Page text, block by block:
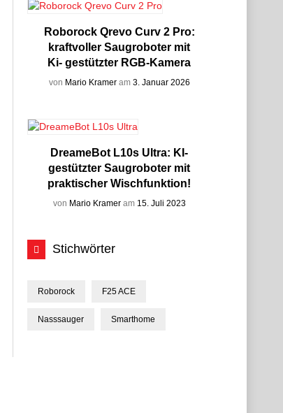
Roborock Qrevo Curv 2 Pro:
kraftvoller Saugroboter mit
Ki- gestützter RGB-Kamera
von Mario Kramer am 3. Januar 2026
DreameBot L10s Ultra: KI-
gestützter Saugroboter mit
praktischer Wischfunktion!
von Mario Kramer am 15. Juli 2023
Stichwörter
Roborock F25 ACE
Nasssauger Smarthome